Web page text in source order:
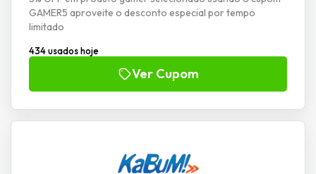
GAMER5 aproveite o desconto especial por tempo
limitado
434 usados hoje
Ver Cupom